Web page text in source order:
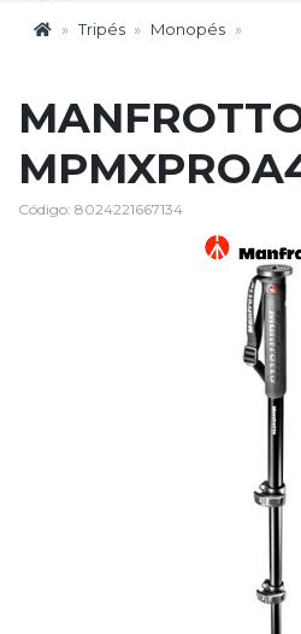
Tripés Monopés
Código: 8024221667134